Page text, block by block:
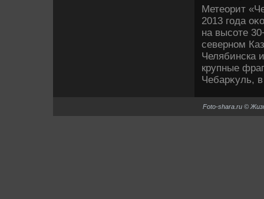
Метеорит
2013 года
на высоте
северном
Челябинска
крупные
Чебарκуль,
Foto-shara.ru ©